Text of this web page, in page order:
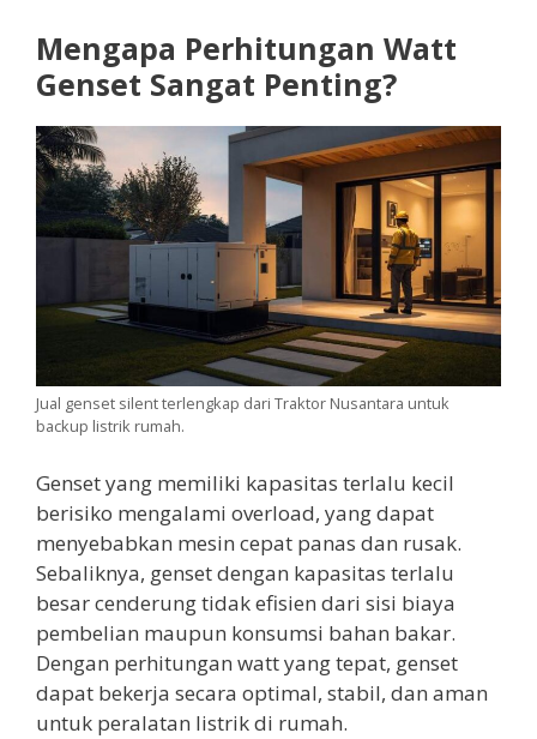
Mengapa Perhitungan Watt
Genset Sangat Penting?
Jual genset silent terlengkap dari Traktor Nusantara untuk
backup listrik rumah.
Genset yang memiliki kapasitas terlalu kecil
berisiko mengalami overload, yang dapat
menyebabkan mesin cepat panas dan rusak.
Sebaliknya, genset dengan kapasitas terlalu
besar cenderung tidak efisien dari sisi biaya
pembelian maupun konsumsi bahan bakar.
Dengan perhitungan watt yang tepat, genset
dapat bekerja secara optimal, stabil, dan aman
untuk peralatan listrik di rumah.